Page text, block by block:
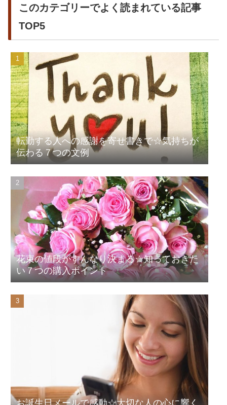
このカテゴリーでよく読まれている記事
TOP5
転勤する人への感謝を寄せ書きで☆気持ちが
伝わる７つの文例
花束の値段がすんなり決まる☆知っておきた
い７つの購入ポイント